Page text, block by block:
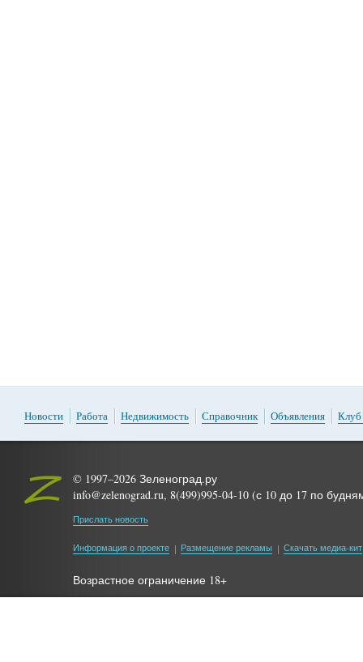
Новости Работа Недвижимость Справочник Объявления Клуб
© 1997–2026 Зеленоград.ру
info@zelenograd.ru, 8(499)995-04-10 (с 10 до 17 по
Прислать новость
Информация о проекте Размещение рекламы Скачать медиа-кит
Возрастное ограничение 18+